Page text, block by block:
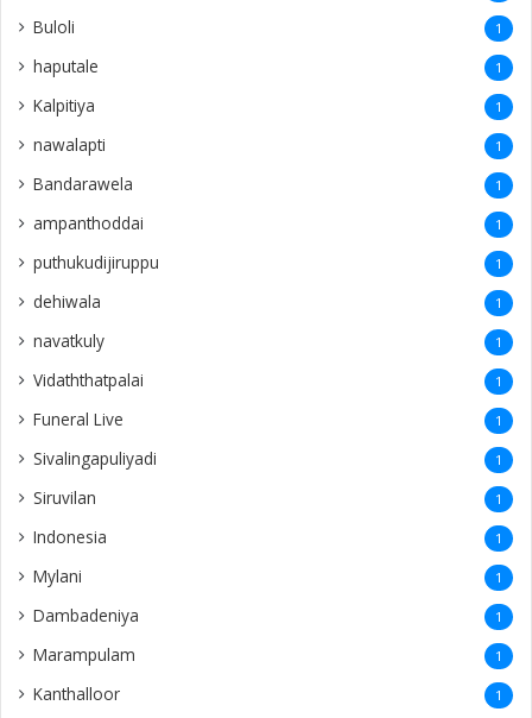
Buloli 1
haputale 1
Kalpitiya 1
nawalapti 1
Bandarawela 1
ampanthoddai 1
puthukudijiruppu 1
dehiwala 1
navatkuly 1
Vidaththatpalai 1
Funeral Live 1
Sivalingapuliyadi 1
Siruvilan 1
Indonesia 1
Mylani 1
Dambadeniya 1
Marampulam 1
Kanthalloor 1